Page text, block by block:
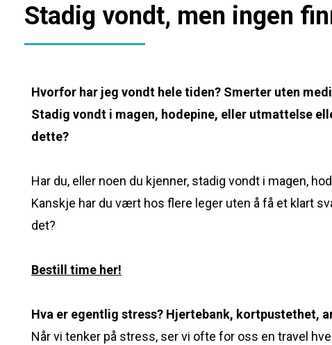
Stadig vondt, men ingen
Hvorfor har jeg vondt hele tiden? Smerter uten
Stadig vondt i magen, hodepine, eller utmattelse
dette?
Har du, eller noen du kjenner, stadig vondt i magen,
Kanskje har du vært hos flere leger uten å få et klart
det?
Bestill time her!
Hva er egentlig stress? Hjertebank, kortpustethet,
Når vi tenker på stress, ser vi ofte for oss en travel